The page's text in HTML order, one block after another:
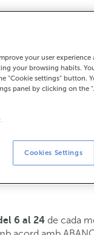
6 al 24 de cada
your user experience
your browsing habits.
"Cookie settings" button.
panel by clicking on the
Cookies Settings